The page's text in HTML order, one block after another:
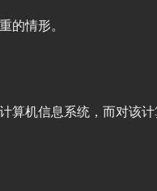
的情形。
算机信息系统，而对该